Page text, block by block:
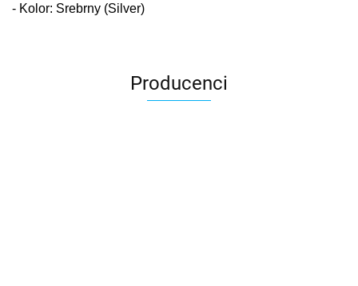
- Kolor: Srebrny (Silver)
Producenci